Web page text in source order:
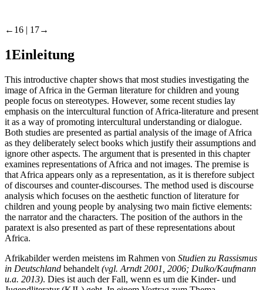
←16 | 17→
1Einleitung
This introductive chapter shows that most studies investigating the
image of Africa in the German literature for children and young
people focus on stereotypes. However, some recent studies lay
emphasis on the intercultural function of Africa-literature and present
it as a way of promoting intercultural understanding or dialogue.
Both studies are presented as partial analysis of the image of Africa
as they deliberately select books which justify their assumptions and
ignore other aspects. The argument that is presented in this chapter
examines representations of Africa and not images. The premise is
that Africa appears only as a representation, as it is therefore subject
of discourses and counter-discourses. The method used is discourse
analysis which focuses on the aesthetic function of literature for
children and young people by analysing two main fictive elements:
the narrator and the characters. The position of the authors in the
paratext is also presented as part of these representations about
Africa.
Afrikabilder werden meistens im Rahmen von Studien zu Rassismus
in Deutschland behandelt (vgl. Arndt 2001, 2006; Dulko/Kaufmann
u.a. 2013). Dies ist auch der Fall, wenn es um die Kinder- und